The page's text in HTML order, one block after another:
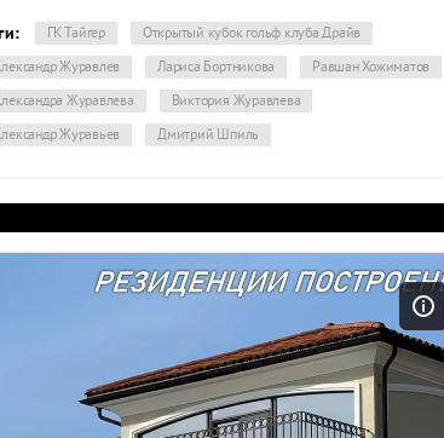
ГК Тайгер
Открытый кубок гольф клуба Драйв
Журавлев
Лариса Бортникова
Равшан Хожиматов
Журавлева
Виктория Журавлева
Журавьев
Дмитрий Шпиль